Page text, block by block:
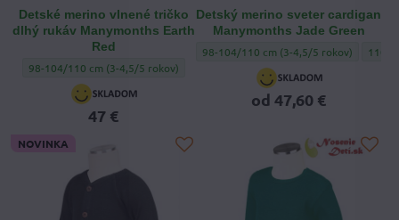
Detské merino vlnené tričko
dlhý rukáv Manymonths Earth
Red
Detské merino vlnené tričko dlhý rukáv Manymonths Earth Red - Veľkosť
98-104/110 cm (3-4,5/5 rokov)
47 €
Detský merino sveter cardigan
Manymonths Jade Green
Detský merino sveter cardigan
98-104/110 cm (3-4,5/5 rokov) 110-
od 47,60 €
NOVINKA